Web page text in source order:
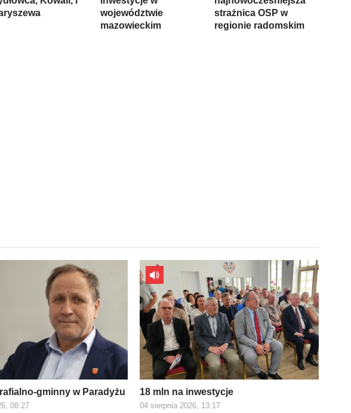
województwie
mazowieckim
strażnica OSP w
regionie radomskim
gminny w Paradyżu
08:27
18 mln na inwestycje
04 sierpnia 2026, 13:17